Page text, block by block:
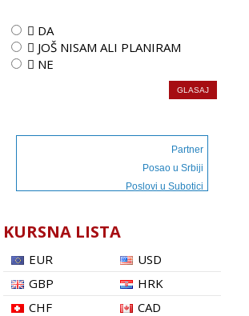
 DA
 JOŠ NISAM ALI PLANIRAM
 NE
Partner
Posao u Srbiji
Poslovi u Subotici
KURSNA LISTA
EUR
USD
GBP
HRK
CHF
CAD